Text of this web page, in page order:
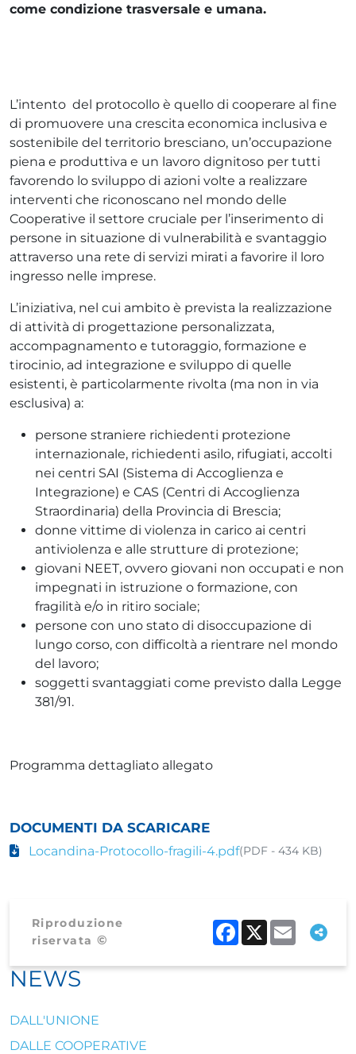
come condizione trasversale e umana.
L’intento del protocollo è quello di cooperare al fine
di promuovere una crescita economica inclusiva e
sostenibile del territorio bresciano, un’occupazione
piena e produttiva e un lavoro dignitoso per tutti
favorendo lo sviluppo di azioni volte a realizzare
interventi che riconoscano nel mondo delle
Cooperative il settore cruciale per l’inserimento di
persone in situazione di vulnerabilità e svantaggio
attraverso una rete di servizi mirati a favorire il loro
ingresso nelle imprese.
L’iniziativa, nel cui ambito è prevista la realizzazione
di attività di progettazione personalizzata,
accompagnamento e tutoraggio, formazione e
tirocinio, ad integrazione e sviluppo di quelle
esistenti, è particolarmente rivolta (ma non in via
esclusiva) a:
persone straniere richiedenti protezione
internazionale, richiedenti asilo, rifugiati, accolti
nei centri SAI (Sistema di Accoglienza e
Integrazione) e CAS (Centri di Accoglienza
Straordinaria) della Provincia di Brescia;
donne vittime di violenza in carico ai centri
antiviolenza e alle strutture di protezione;
giovani NEET, ovvero giovani non occupati e non
impegnati in istruzione o formazione, con
fragilità e/o in ritiro sociale;
persone con uno stato di disoccupazione di
lungo corso, con difficoltà a rientrare nel mondo
del lavoro;
soggetti svantaggiati come previsto dalla Legge
381/91.
Programma dettagliato allegato
DOCUMENTI DA SCARICARE
Locandina-Protocollo-fragili-4.pdf(PDF - 434 KB)
Riproduzione
riservata ©
Facebook
X Email
NEWS
DALL'UNIONE
DALLE COOPERATIVE